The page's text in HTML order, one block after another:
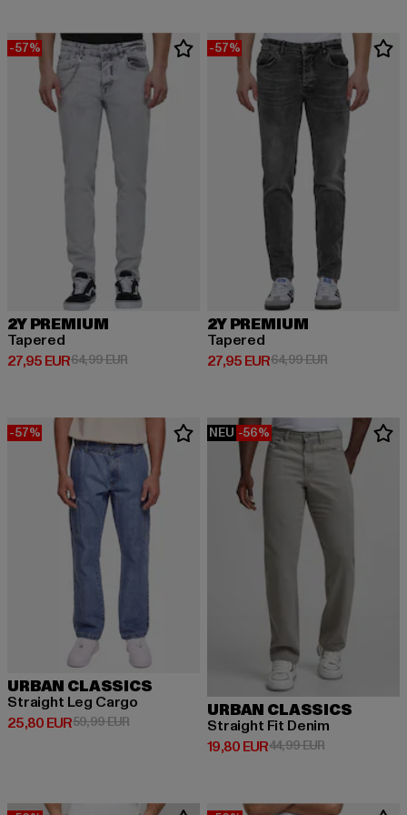
-57%
2Y PREMIUM
Tapered
27,95 EUR
Derzeitiger Preis: 27,95 EUR
64,99 EURAktionspreis: 64,99 EUR
-57%
2Y PREMIUM
Tapered
27,95 EUR
Derzeitiger Preis: 27,95 EUR
64,99 EURAktionspreis:
-57%
URBAN CLASSICS
Straight Leg Cargo
25,80 EUR
Derzeitiger Preis: 25,80 EUR
59,99 EURAktionspreis: 59,99 EUR
NEU -56%
URBAN CLASSICS
Straight Fit Denim
19,80 EUR
Derzeitiger Preis: 19,80 EUR
44,99 EURAktionspreis: